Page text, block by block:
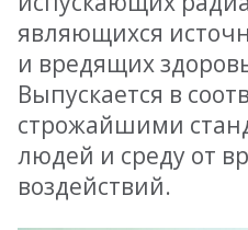
являющихся
и вредящих
Выпускается в
строжайшими
людей и среду от
воздействий.